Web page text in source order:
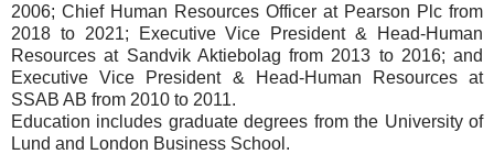
2006; Chief Human Resources Officer at Pearson Plc from
2018 to 2021; Executive Vice President & Head-Human
Resources at Sandvik Aktiebolag from 2013 to 2016; and
Executive Vice President & Head-Human Resources at
SSAB AB from 2010 to 2011.
Education includes graduate degrees from the University of
Lund and London Business School.